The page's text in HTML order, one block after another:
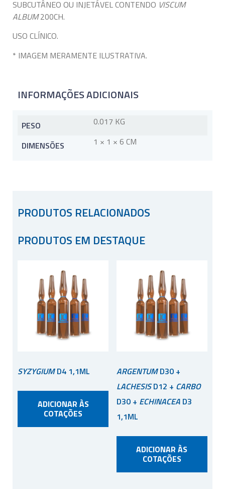
SUBCUTÂNEO OU INJETÁVEL CONTENDO VISCUM
ALBUM200CH.
USO CLÍNICO.
* IMAGEM MERAMENTE ILUSTRATIVA.
INFORMAÇÕES ADICIONAIS
PESO
0.017 KG
DIMENSÕES
1 × 1 × 6 CM
PRODUTOS RELACIONADOS
PRODUTOS EM DESTAQUE
SYZYGIUMD4 1,1ML
ADICIONAR ÀS
COTAÇÕES
ARGENTUMD30 +
LACHESISD12 + CARBO
D30 + ECHINACEAD3
1,1ML
ADICIONAR ÀS
COTAÇÕES